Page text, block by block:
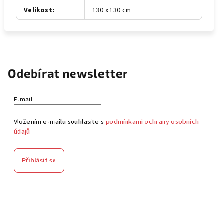
Velikost: 130 x 130 cm
Odebírat newsletter
E-mail
Vložením e-mailu souhlasíte s podmínkami ochrany osobních
údajů
Přihlásit se